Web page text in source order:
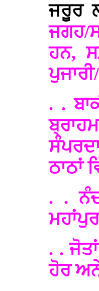
ਜਰੂਰ
ਜਗਹ/
ਹਨ,
. .
ਠਾਠਾਂ
. .
. .
ਹੋਰ